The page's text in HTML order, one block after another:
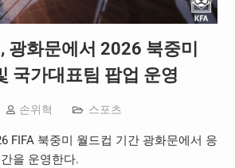
광화문에서 2026 북중미
국가대표팀 팝업 운영
손위혁 스포츠
FIFA 북중미 월드컵 기간 광화문에서 응
을 운영한다.